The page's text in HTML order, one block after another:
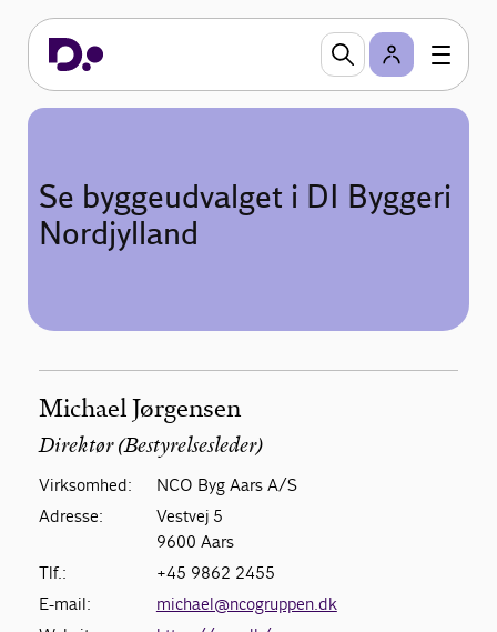
Se byggeudvalget i DI Byggeri
Nordjylland
Michael Jørgensen
Direktør (Bestyrelsesleder)
Virksomhed:
NCO Byg Aars A/S
Adresse:
Vestvej 5
9600 Aars
Tlf.:
+45 9862 2455
E-mail:
michael@ncogruppen.dk